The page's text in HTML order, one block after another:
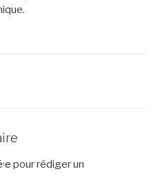
pour rédiger un